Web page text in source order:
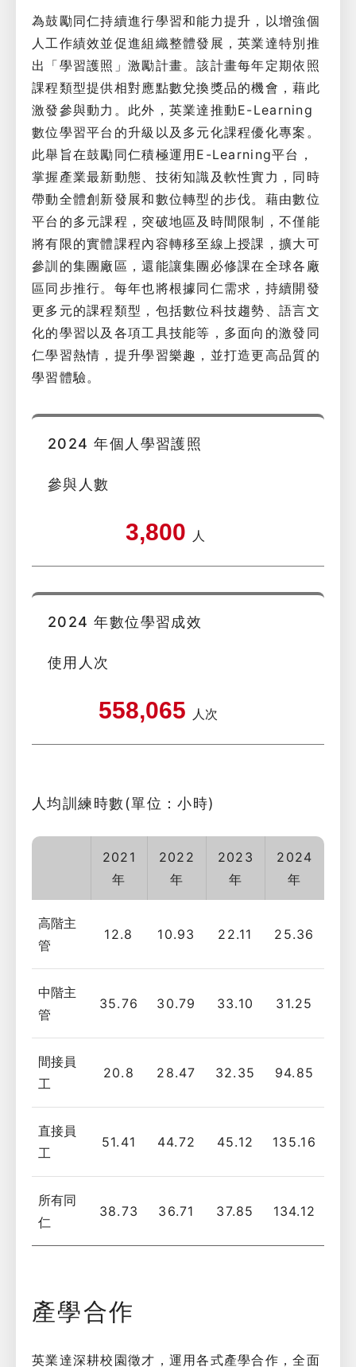
為鼓勵同仁持續進行學習和能力提升，以增強個
人工作績效並促進組織整體發展，英業達特別推
出「學習護照」激勵計畫。該計畫每年定期依照
課程類型提供相對應點數兌換獎品的機會，藉此
激發參與動力。此外，英業達推動E-Learning
數位學習平台的升級以及多元化課程優化專案。
此舉旨在鼓勵同仁積極運用E-Learning平台，
掌握產業最新動態、技術知識及軟性實力，同時
帶動全體創新發展和數位轉型的步伐。藉由數位
平台的多元課程，突破地區及時間限制，不僅能
將有限的實體課程內容轉移至線上授課，擴大可
參訓的集團廠區，還能讓集團必修課在全球各廠
區同步推行。每年也將根據同仁需求，持續開發
更多元的課程類型，包括數位科技趨勢、語言文
化的學習以及各項工具技能等，多面向的激發同
仁學習熱情，提升學習樂趣，並打造更高品質的
學習體驗。
2024 年個人學習護照
參與人數
3,800 人
2024 年數位學習成效
使用人次
558,065 人次
人均訓練時數(單位：小時)
2021
年
2022
年
2023
年
2024
年
高階主
管
12.8 10.93 22.11 25.36
中階主
管
35.76 30.79 33.10 31.25
間接員
工
20.8 28.47 32.35 94.85
直接員
工
51.41 44.72 45.12 135.16
所有同
仁
38.73 36.71 37.85 134.12
產學合作
英業達深耕校園徵才，運用各式產學合作，全面